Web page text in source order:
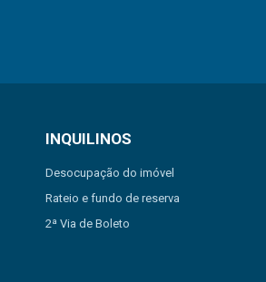
INQUILINOS
Desocupação do imóvel
Rateio e fundo de reserva
2ª Via de Boleto